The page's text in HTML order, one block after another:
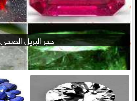
حجر البريل الصحي